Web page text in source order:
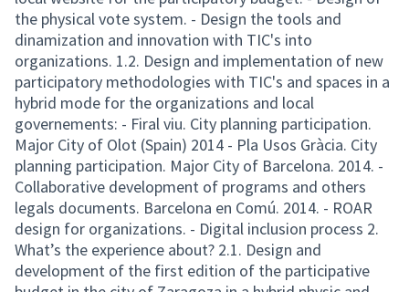
the physical vote system. - Design the tools and
dinamization and innovation with TIC's into
organizations. 1.2. Design and implementation of new
participatory methodologies with TIC's and spaces in a
hybrid mode for the organizations and local
governements: - Firal viu. City planning participation.
Major City of Olot (Spain) 2014 - Pla Usos Gràcia. City
planning participation. Major City of Barcelona. 2014. -
Collaborative development of programs and others
legals documents. Barcelona en Comú. 2014. - ROAR
design for organizations. - Digital inclusion process 2.
What’s the experience about? 2.1. Design and
development of the first edition of the participative